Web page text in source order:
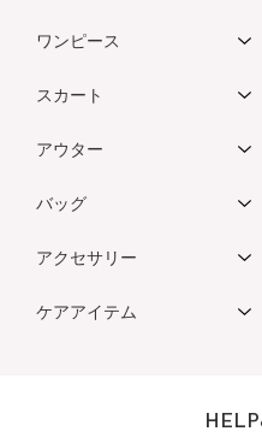
ワンピース
スカート
アウター
バッグ
アクセサリー
ケアアイテム